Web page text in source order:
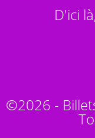
D'ici
©2026 -